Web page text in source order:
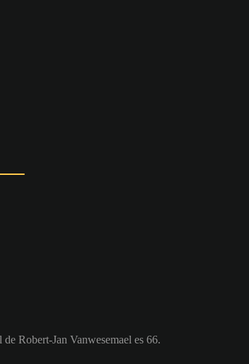
Robert-Jan Vanwesemael es 66.